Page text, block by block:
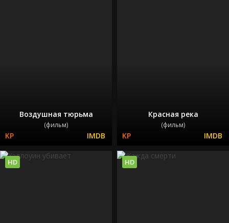
Воздушная тюрьма
(фильм)
Красная река
(фильм)
HD HD